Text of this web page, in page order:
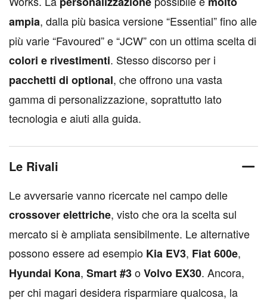
ampia, dalla più basica versione “Essential” fino alle
più varie “Favoured” e “JCW” con un ottima scelta di
colori e rivestimenti. Stesso discorso per i
pacchetti di optional, che offrono una vasta
gamma di personalizzazione, soprattutto lato
tecnologia e aiuti alla guida.
Le Rivali
Le avversarie vanno ricercate nel campo delle
crossover elettriche, visto che ora la scelta sul
mercato si è ampliata sensibilmente. Le alternative
possono essere ad esempio Kia EV3, Fiat 600e,
Hyundai Kona, Smart #3oVolvo EX30. Ancora,
per chi magari desidera risparmiare qualcosa, la